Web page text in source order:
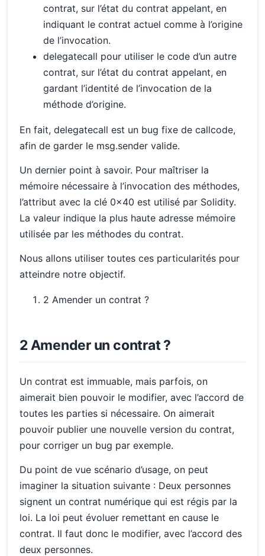
contrat, sur l’état du contrat appelant, en
indiquant le contrat actuel comme à l’origine
de l’invocation.
delegatecall pour utiliser le code d’un autre
contrat, sur l’état du contrat appelant, en
gardant l’identité de l’invocation de la
méthode d’origine.
En fait, delegatecall est un bug fixe de callcode,
afin de garder le msg.sender valide.
Un dernier point à savoir. Pour maîtriser la
mémoire nécessaire à l’invocation des méthodes,
l’attribut avec la clé 0x40 est utilisé par Solidity.
La valeur indique la plus haute adresse mémoire
utilisée par les méthodes du contrat.
Nous allons utiliser toutes ces particularités pour
atteindre notre objectif.
2 Amender un contrat ?
2 Amender un contrat ?
Un contrat est immuable, mais parfois, on
aimerait bien pouvoir le modifier, avec l’accord de
toutes les parties si nécessaire. On aimerait
pouvoir publier une nouvelle version du contrat,
pour corriger un bug par exemple.
Du point de vue scénario d’usage, on peut
imaginer la situation suivante : Deux personnes
signent un contrat numérique qui est régis par la
loi. La loi peut évoluer remettant en cause le
contrat. Il faut donc le modifier, avec l’accord des
deux personnes.